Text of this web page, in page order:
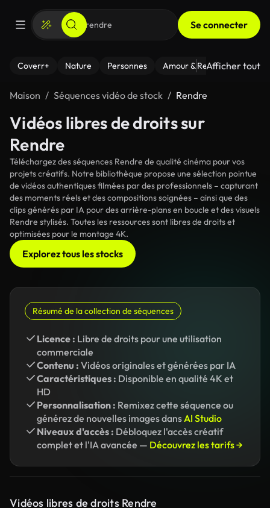
Se connecter
Coverr+ Nature Personnes Amour & Relations Le
Afficher tout
Maison Séquences vidéo de stock Rendre
Vidéos libres de droits sur
Rendre
Téléchargez des séquences Rendre de qualité cinéma pour vos
projets créatifs. Notre bibliothèque propose une sélection pointue
de vidéos authentiques filmées par des professionnels – capturant
des moments réels et des compositions soignées – ainsi que des
clips générés par IA pour des arrière-plans en boucle et des visuels
Rendre stylisés. Toutes les ressources sont libres de droits et
optimisées pour le montage 4K.
Explorez tous les stocks
Résumé de la collection de séquences
Licence : Libre de droits pour une utilisation
commerciale
Contenu : Vidéos originales et générées par IA
Caractéristiques : Disponible en qualité 4K et
HD
Personnalisation : Remixez cette séquence ou
générez de nouvelles images dansAI Studio
Niveaux d'accès : Débloquez l'accès créatif
complet et l'IA avancée — Découvrez les tarifs →
Vidéos libres de droits Rendre